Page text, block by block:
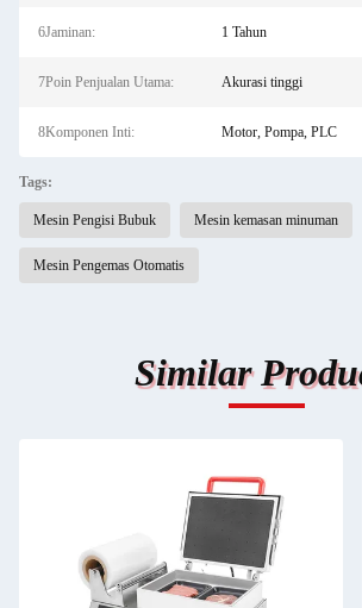
6Jaminan: 1 Tahun
7Poin Penjualan Utama: Akurasi tinggi
8Komponen Inti: Motor, Pompa, PLC
Tags:
Mesin Pengisi Bubuk Mesin kemasan minuman
Mesin Pengemas Otomatis
Similar